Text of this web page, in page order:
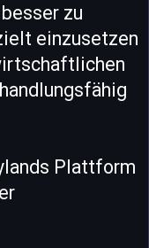
zu
einzusetzen
Plattform